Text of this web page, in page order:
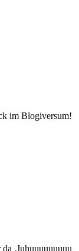
im Blogiversum!
.Juhuuuuuuuuu